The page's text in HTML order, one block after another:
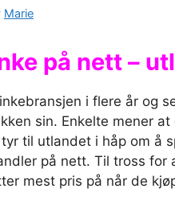
Marie
på nett –
i flere år og
sin. Enkelte mener
til utlandet i håp om å
på nett. Til tross
mest pris på når de